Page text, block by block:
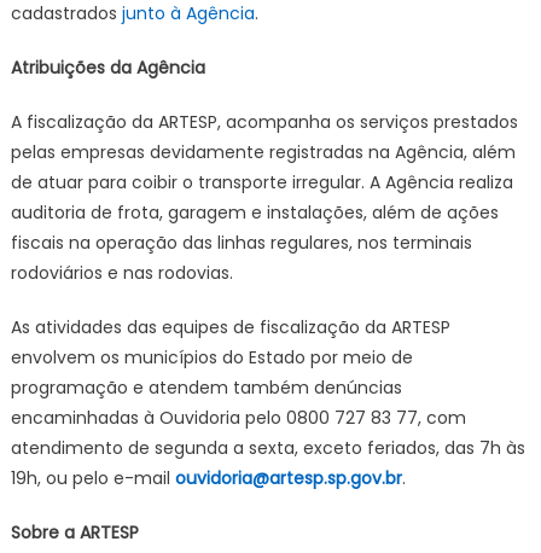
cadastrados junto à Agência.
Atribuições da Agência
A fiscalização da ARTESP, acompanha os serviços prestados
pelas empresas devidamente registradas na Agência, além
de atuar para coibir o transporte irregular. A Agência realiza
auditoria de frota, garagem e instalações, além de ações
fiscais na operação das linhas regulares, nos terminais
rodoviários e nas rodovias.
As atividades das equipes de fiscalização da ARTESP
envolvem os municípios do Estado por meio de
programação e atendem também denúncias
encaminhadas à Ouvidoria pelo 0800 727 83 77, com
atendimento de segunda a sexta, exceto feriados, das 7h às
19h, ou pelo e-mail ouvidoria@artesp.sp.gov.br.
Sobre a ARTESP